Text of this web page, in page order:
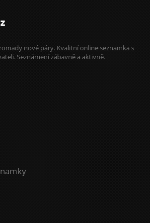
nové páry. Kvalitní online seznamka s
Seznámení zábavně a aktivně.